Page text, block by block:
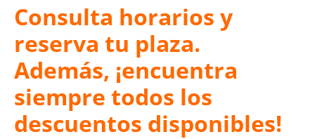
Consulta horarios y
reserva tu plaza.
Además, ¡encuentra
siempre todos los
descuentos disponibles!